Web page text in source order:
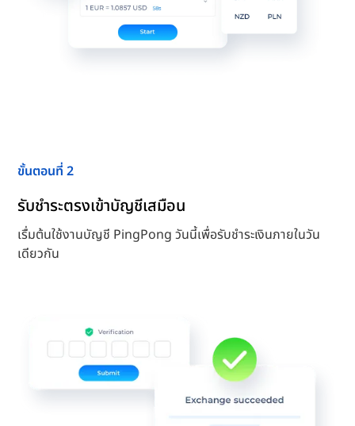
ขั้นตอนที่ 2
รับชำระตรงเข้าบัญชีเสมือน
เรื่มต้นใช้งานบัญชี PingPong วันนี้เพื่อรับชำระเงินภายในวัน
เดียวกัน